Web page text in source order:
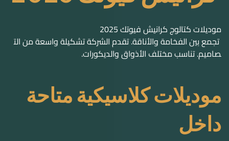
موديلات كلاسيكية متاحة
داخل
كتالوج كرانيش فيوتك
2025